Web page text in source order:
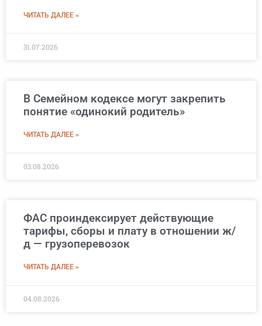
ЧИТАТЬ ДАЛЕЕ »
31.07.2026
В Семейном кодексе могут закрепить
понятие «одинокий родитель»
ЧИТАТЬ ДАЛЕЕ »
03.08.2026
ФАС проиндексирует действующие
тарифы, сборы и плату в отношении ж/
д — грузоперевозок
ЧИТАТЬ ДАЛЕЕ »
04.08.2026